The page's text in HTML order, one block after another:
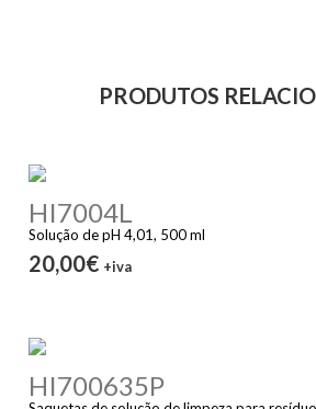
PRODUTOS
HI7004L
Solução de pH 4,01, 500 ml
20,00€ +iva
HI700635P